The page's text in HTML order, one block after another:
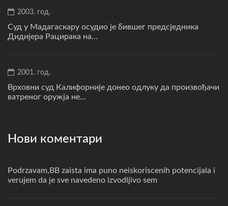
2003. год.
Суд у Мадагаскару осудио је бившег предсједника
Дидијера Рацирака на...
2001. год.
Врховни суд Калифорније донео одлуку да произвођачи
ватреног оружја не...
Нови коментари
Podrzavam,BB zaista ima puno neiskoriscenih potencijala i
verujem da je sve navedeno izvodljivo sem